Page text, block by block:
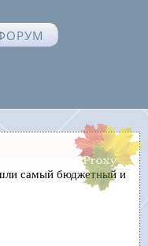
самый бюджетный и